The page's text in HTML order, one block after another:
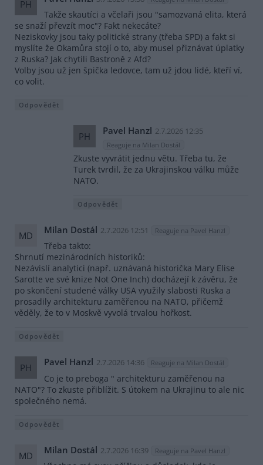
PH
Takže skautíci a včelaři jsou "samozvaná elita, která
se snaží převzít moc"? Fakt nekecáte?
Neziskovky jsou taky politické strany (třeba SPD) a fakt si
myslíte že Okamůra stojí o to, aby musel přiznávat úplatky
z Ruska? Jak chytili Bastroně z Afd?
Volby jsou už jen špička ledovce, tam už jdou lidé, kteří ví,
co volit.
Odpovědět
PH Pavel Hanzl 2.7.2026 12:35
Reaguje na Milan Dostál
Zkuste vyvrátit jednu větu. Třeba tu, že
Turek tvrdil, že za Ukrajinskou válku může
NATO.
Odpovědět
MD Milan Dostál 2.7.2026 12:51 Reaguje na Pavel Hanzl
Třeba takto:
Shrnutí mezinárodních historiků:
Nezávislí analytici (např. uznávaná historička Mary Elise
Sarotte ve své knize Not One Inch) docházejí k závěru, že
po skončení studené války USA využily slabosti Ruska a
prosadily architekturu zaměřenou na NATO, přičemž
věděly, že to v Moskvě vyvolá trvalou hořkost.
Odpovědět
PH Pavel Hanzl 2.7.2026 14:36 Reaguje na Milan Dostál
Co je to preboga " architekturu zaměřenou na
NATO"? To zkuste přiblížit. S útokem na Ukrajinu to ale nic
společného nemá.
Odpovědět
MD Milan Dostál 2.7.2026 16:39 Reaguje na Pavel Hanzl